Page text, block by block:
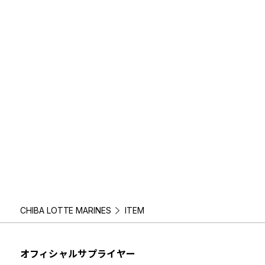
CHIBA LOTTE MARINES ITEM
オフィシャルサプライヤー